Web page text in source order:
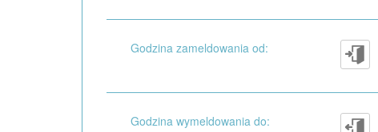
Godzina zameldowania od:
Godzina wymeldowania do: